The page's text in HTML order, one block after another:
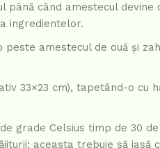
până când amestecul
ingredientelor.
amestecul de ouă și
33×23 cm), tapetând-o cu
grade Celsius timp de 30
aceasta trebuie să iasă